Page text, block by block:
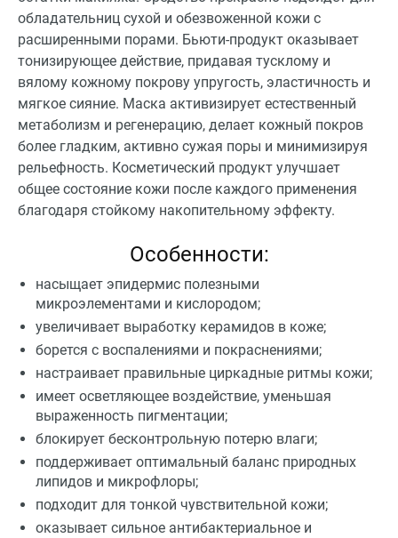
обладательниц сухой и обезвоженной кожи с
расширенными порами. Бьюти-продукт оказывает
тонизирующее действие, придавая тусклому и
вялому кожному покрову упругость, эластичность и
мягкое сияние. Маска активизирует естественный
метаболизм и регенерацию, делает кожный покров
более гладким, активно сужая поры и минимизируя
рельефность. Косметический продукт улучшает
общее состояние кожи после каждого применения
благодаря стойкому накопительному эффекту.
Особенности:
насыщает эпидермис полезными
микроэлементами и кислородом;
увеличивает выработку керамидов в коже;
борется с воспалениями и покраснениями;
настраивает правильные циркадные ритмы кожи;
имеет осветляющее воздействие, уменьшая
выраженность пигментации;
блокирует бесконтрольную потерю влаги;
поддерживает оптимальный баланс природных
липидов и микрофлоры;
подходит для тонкой чувствительной кожи;
оказывает сильное антибактериальное и